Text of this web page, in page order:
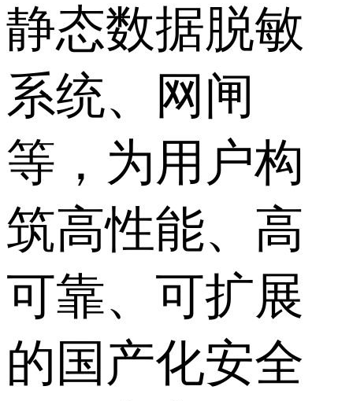
静态数据脱敏
系统、网闸
等，为用户构
筑高性能、高
可靠、可扩展
的国产化安全